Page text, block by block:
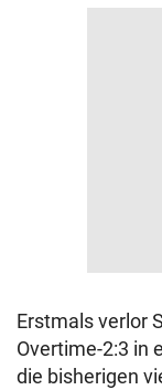
Erstmals verlor
Overtime-2:3 in
die bisherigen